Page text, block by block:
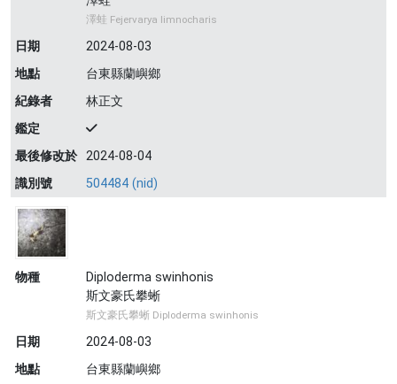
澤蛙 Fejervarya limnocharis
日期
2024-08-03
地點
台東縣蘭嶼鄉
紀錄者
林正文
鑑定
最後修改於 2024-08-04
識別號
504484 (nid)
物種
Diploderma swinhonis
斯文豪氏攀蜥
斯文豪氏攀蜥 Diploderma swinhonis
日期
2024-08-03
地點
台東縣蘭嶼鄉